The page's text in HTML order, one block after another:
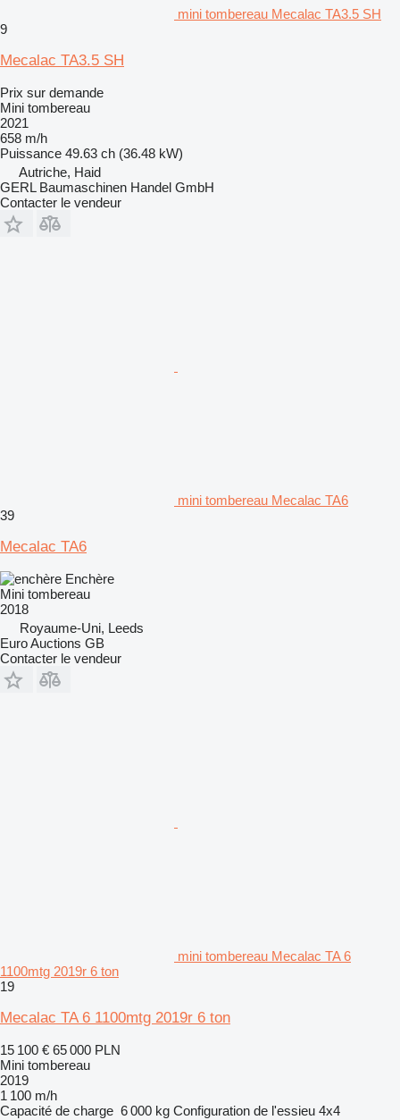
mini tombereau Mecalac TA3.5 SH
9
Mecalac TA3.5 SH
Prix sur demande
Mini tombereau
2021
658 m/h
Puissance 49.63 ch (36.48 kW)
Autriche, Haid
GERL Baumaschinen Handel GmbH
Contacter le vendeur
mini tombereau Mecalac TA6
39
Mecalac TA6
Enchère
Mini tombereau
2018
Royaume-Uni, Leeds
Euro Auctions GB
Contacter le vendeur
mini tombereau Mecalac TA 6
1100mtg 2019r 6 ton
19
Mecalac TA 6 1100mtg 2019r 6 ton
15 100 € 65 000 PLN
Mini tombereau
2019
1 100 m/h
Capacité de charge 6 000 kg Configuration de l'essieu 4x4